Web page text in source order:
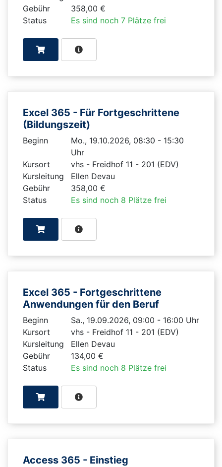
Gebühr
358,00 €
Status
Es sind noch 7 Plätze frei
Excel 365 - Für Fortgeschrittene
(Bildungszeit)
Beginn
Mo., 19.10.2026, 08:30 - 15:30
Uhr
Kursort
vhs - Freidhof 11 - 201 (EDV)
Kursleitung
Ellen Devau
Gebühr
358,00 €
Status
Es sind noch 8 Plätze frei
Excel 365 - Fortgeschrittene
Anwendungen für den Beruf
Beginn
Sa., 19.09.2026, 09:00 - 16:00 Uhr
Kursort
vhs - Freidhof 11 - 201 (EDV)
Kursleitung
Ellen Devau
Gebühr
134,00 €
Status
Es sind noch 8 Plätze frei
Access 365 - Einstieg